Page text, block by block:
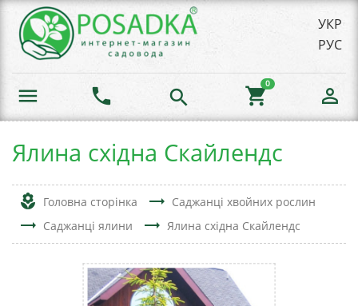
УКР
РУС
menu phone search shopping_cart
0
person_outline
Ялина східна Скайлендс
local_florist Головна сторінка trending_flat Саджанці хвойних рослин
trending_flat Саджанці ялини trending_flat Ялина східна Скайлендс